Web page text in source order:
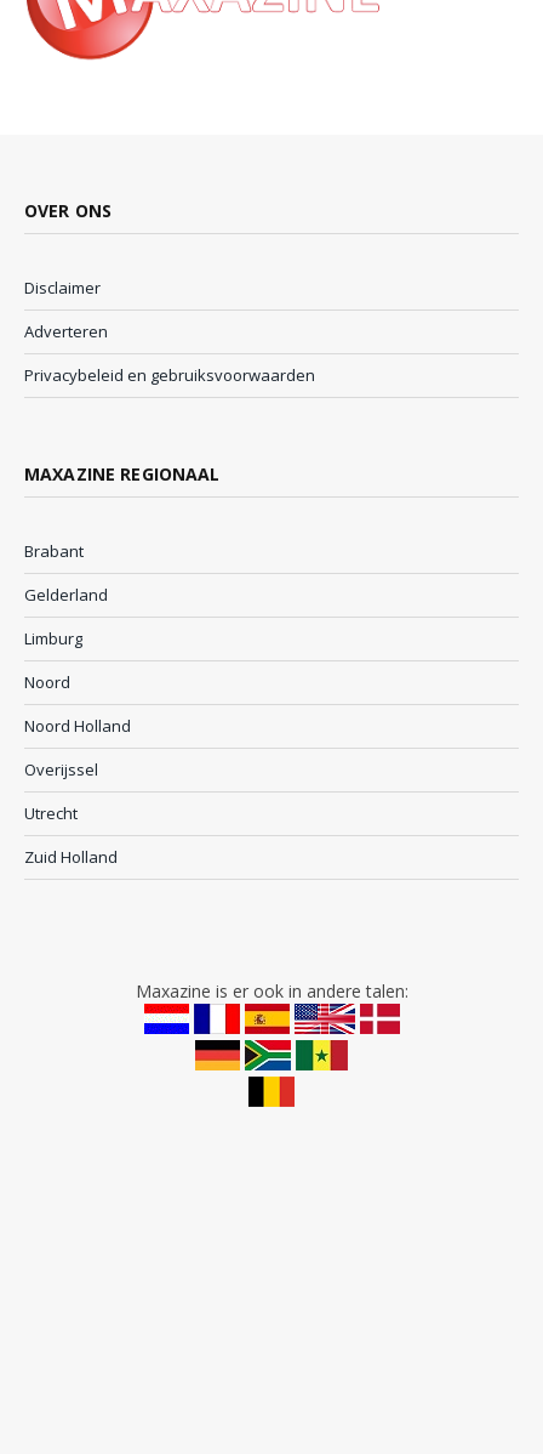
OVER ONS
Disclaimer
Adverteren
Privacybeleid en gebruiksvoorwaarden
MAXAZINE REGIONAAL
Brabant
Gelderland
Limburg
Noord
Noord Holland
Overijssel
Utrecht
Zuid Holland
Maxazine is er ook in andere talen: